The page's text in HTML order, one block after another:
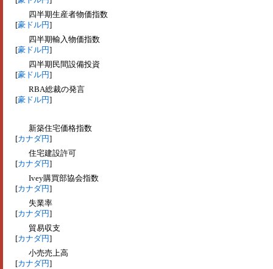
四半期生産者物価指数
[豪ドル円]
四半期輸入物価指数
[豪ドル円]
四半期民間設備投資
[豪ドル円]
RBA総裁の発言
[豪ドル円]
新築住宅価格指数
[カナダ円]
住宅建設許可
[カナダ円]
Ivey購買部協会指数
[カナダ円]
失業率
[カナダ円]
貿易収支
[カナダ円]
小売売上高
[カナダ円]